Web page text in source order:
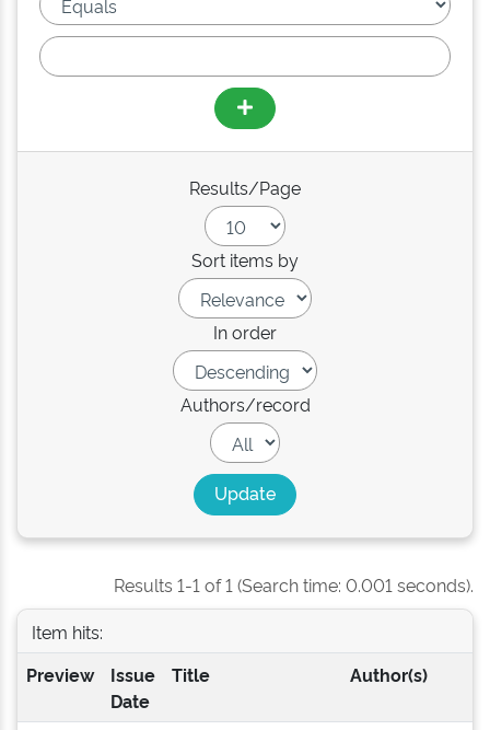
Results/Page
Sort items by
In order
Authors/record
Results 1-1 of 1 (Search time: 0.001 seconds).
Item hits:
Preview
Issue
Date
Title Author(s)